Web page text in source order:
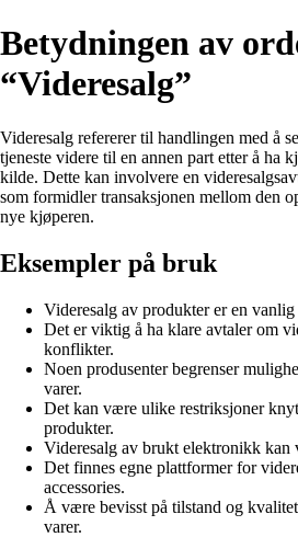
Betydningen av
“Videresalg”
Videresalg refererer til handlingen med å
tjeneste videre til en annen part etter å ha
kilde. Dette kan involvere en
som formidler transaksjonen mellom den
nye kjøperen.
Eksempler på bruk
Videresalg av produkter er en
Det er viktig å ha klare avtaler om
konflikter.
Noen produsenter begrenser
varer.
Det kan være ulike restriksjoner
produkter.
Videresalg av brukt elektronikk kan
Det finnes egne plattformer for
accessories.
Å være bevisst på tilstand og
varer.